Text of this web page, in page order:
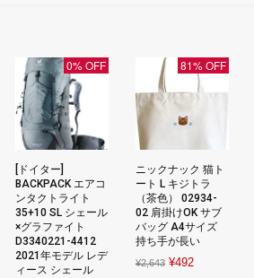
0% OFF
[ドイター]
BACKPACK エアコ
ンタクトライト
35+10 SL シェール
×グラファイト
D3340221-4412
2021年モデル レデ
ィース シェール
81% OFF
ニックナック 猫ト
ート L キジトラ
（茶色） 02934-
02 肩掛けOK サブ
バッグ A4サイズ
持ち手が長い
¥2,643 Original
¥492Current